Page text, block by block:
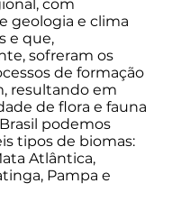
com
geologia e clima
e que,
sofreram os
de formação
resultando em
de flora e fauna
podemos
tipos de biomas:
Atlântica,
Pampa e